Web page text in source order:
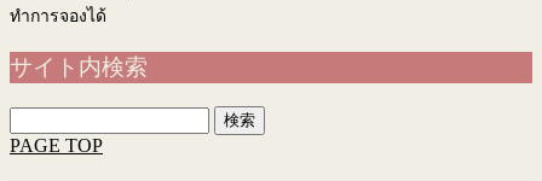
ทำการจองได้
サイト内検索
索:
PAGE TOP